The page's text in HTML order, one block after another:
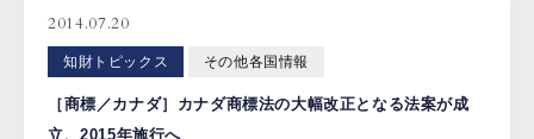
[…]
2014.07.20
知財トピックス その他各国情報
［商標／カナダ］カナダ商標法の大幅改正となる法案が成
立、2015年施行へ